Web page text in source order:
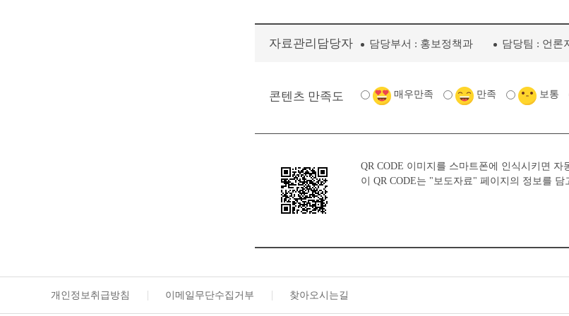
자료관리담당자 담당부서 : 홍보정책과 담당팀 : 언론
콘텐츠 만족도 매우만족 만족 보통
QR CODE 이미지를 스마트폰에 인식시키면 자
이 QR CODE는 "보도자료" 페이지의 정보를 담
개인정보취급방침 이메일무단수집거부 찾아오시는길